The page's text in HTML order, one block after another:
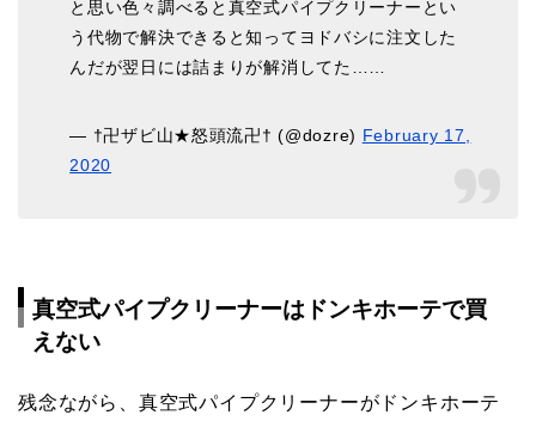
と思い色々調べると真空式パイプクリーナーとい
う代物で解決できると知ってヨドバシに注文した
んだが翌日には詰まりが解消してた……
— †卍ザビ山★怒頭流卍† (@dozre) February 17,
2020
真空式パイプクリーナーはドンキホーテで買
えない
残念ながら、真空式パイプクリーナーがドンキホーテ